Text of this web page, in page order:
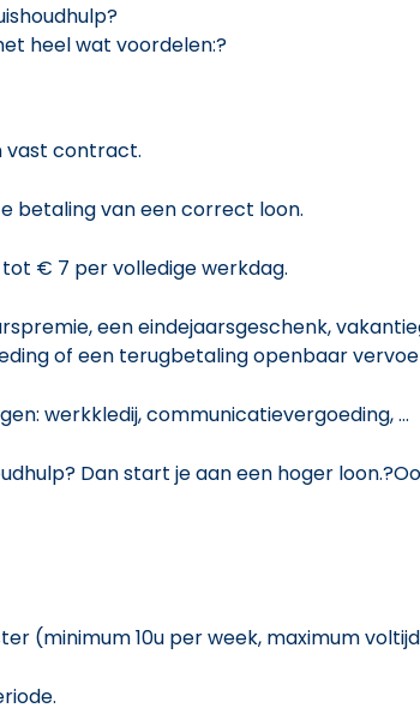
heel wat voordelen:?
vast contract.
betaling van een correct loon.
€ 7 per volledige werkdag.
een eindejaarsgeschenk,
of een terugbetaling openbaar
werkkledij, communicatievergoeding, …
Dan start je aan een hoger
(minimum 10u per week, maximum